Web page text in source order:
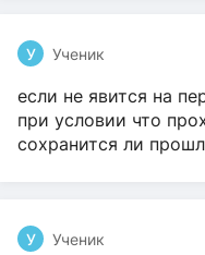
У Ученик
если не явится на
при условии что
сохранится ли
У Ученик